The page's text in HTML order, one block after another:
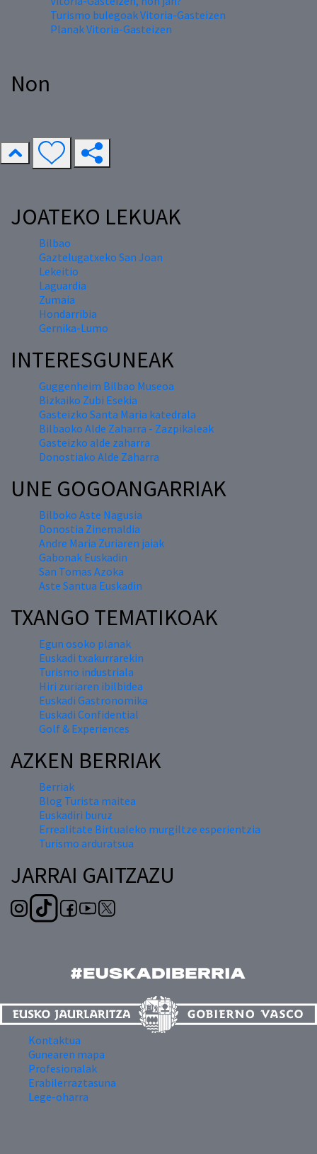
Turismo bulegoak Vitoria-Gasteizen
Planak Vitoria-Gasteizen
Non
JOATEKO LEKUAK
Bilbao
Gaztelugatxeko San Joan
Lekeitio
Laguardia
Zumaia
Hondarribia
Gernika-Lumo
INTERESGUNEAK
Guggenheim Bilbao Museoa
Bizkaiko Zubi Esekia
Gasteizko Santa Maria katedrala
Bilbaoko Alde Zaharra - Zazpikaleak
Gasteizko alde zaharra
Donostiako Alde Zaharra
UNE GOGOANGARRIAK
Bilboko Aste Nagusia
Donostia Zinemaldia
Andre Maria Zuriaren jaiak
Gabonak Euskadin
San Tomas Azoka
Aste Santua Euskadin
TXANGO TEMATIKOAK
Egun osoko planak
Euskadi txakurrarekin
Turismo industriala
Hiri zuriaren ibilbidea
Euskadi Gastronomika
Euskadi Confidential
Golf & Experiences
AZKEN BERRIAK
Berriak
Blog Turista maitea
Euskadiri buruz
Errealitate Birtualeko murgiltze esperientzia
Turismo arduratsua
JARRAI GAITZAZU
Kontaktua
Gunearen mapa
Profesionalak
Erabilerraztasuna
Lege-oharra